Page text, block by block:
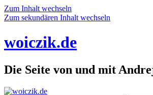
Zum Inhalt wechseln
Zum sekundären Inhalt wechseln
woiczik.de
Die Seite von und mit